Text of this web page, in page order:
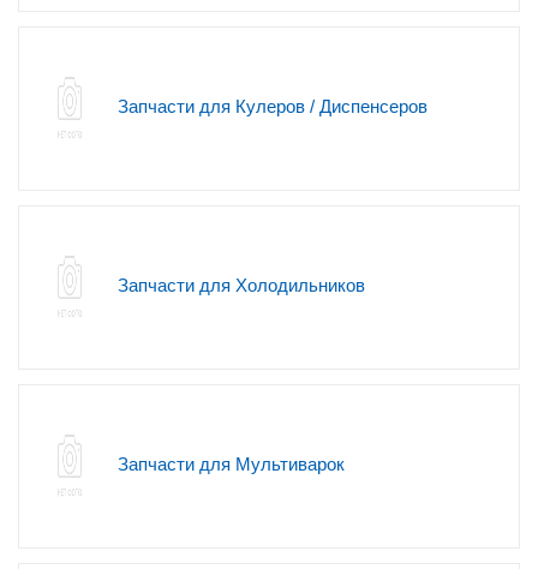
Запчасти для Кулеров / Диспенсеров
Запчасти для Холодильников
Запчасти для Мультиварок